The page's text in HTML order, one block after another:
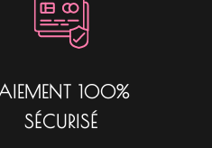
100%
SÉCURISÉ